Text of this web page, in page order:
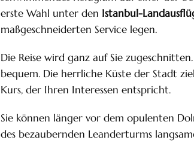
erste Wahl unter den Istanbul-
maßgeschneiderten Service legen.
Die Reise wird ganz auf Sie
bequem. Die herrliche Küste der Stadt
Kurs, der Ihren Interessen entspricht.
Sie können länger vor dem opulenten
des bezaubernden Leanderturms